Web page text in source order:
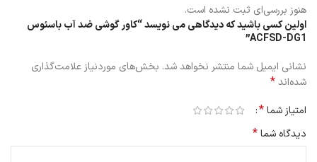
هنوز بررسی‌ای ثبت نشده است.
اولین کسی باشید که دیدگاهی می نویسد “کاور گوشی ضد آب باسئوس
ACFSD-DG1”
نشانی ایمیل شما منتشر نخواهد شد. بخش‌های موردنیاز علامت‌گذاری
شده‌اند*
امتیاز شما*
دیدگاه شما*